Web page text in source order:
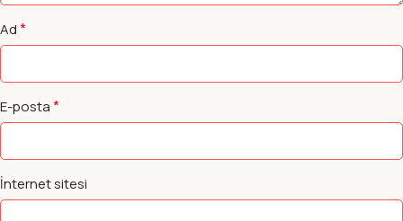
Ad*
E-posta*
İnternet sitesi